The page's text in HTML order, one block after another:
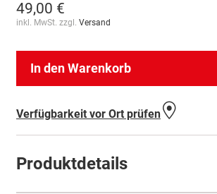
49,00 €
inkl. MwSt. zzgl. Versand
In den Warenkorb
Verfügbarkeit vor Ort prüfen
Produktdetails